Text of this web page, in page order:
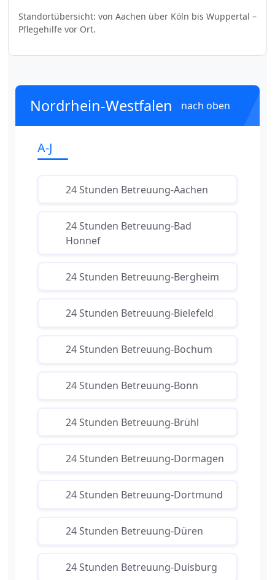
Standortübersicht: von Aachen über Köln bis Wuppertal –
Pflegehilfe vor Ort.
Nordrhein-Westfalen nach oben
A-J
24 Stunden Betreuung-Aachen
24 Stunden Betreuung-Bad
Honnef
24 Stunden Betreuung-Bergheim
24 Stunden Betreuung-Bielefeld
24 Stunden Betreuung-Bochum
24 Stunden Betreuung-Bonn
24 Stunden Betreuung-Brühl
24 Stunden Betreuung-Dormagen
24 Stunden Betreuung-Dortmund
24 Stunden Betreuung-Düren
24 Stunden Betreuung-Duisburg